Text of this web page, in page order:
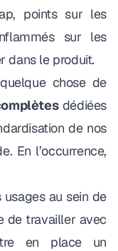
points sur les
sur les
dans le produit.
chose de
dédiées
de nos
En l’occurrence,
au sein de
de travailler avec
en place un